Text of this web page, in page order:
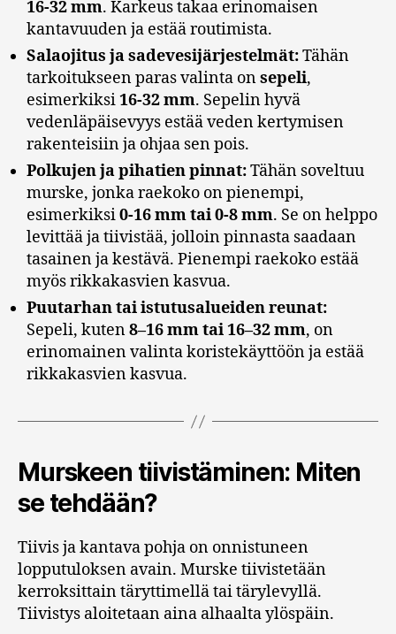
16-32 mm. Karkeus takaa erinomaisen
kantavuuden ja estää routimista.
Salaojitus ja sadevesijärjestelmät:Tähän
tarkoitukseen paras valinta onsepeli,
esimerkiksi16-32 mm. Sepelin hyvä
vedenläpäisevyys estää veden kertymisen
rakenteisiin ja ohjaa sen pois.
Polkujen ja pihatien pinnat:Tähän soveltuu
murske, jonka raekoko on pienempi,
esimerkiksi0-16 mm tai 0-8 mm. Se on helppo
levittää ja tiivistää, jolloin pinnasta saadaan
tasainen ja kestävä. Pienempi raekoko estää
myös rikkakasvien kasvua.
Puutarhan tai istutusalueiden reunat:
Sepeli, kuten8–16 mm tai 16–32 mm, on
erinomainen valinta koristekäyttöön ja estää
rikkakasvien kasvua.
Murskeen tiivistäminen: Miten
se tehdään?
Tiivis ja kantava pohja on onnistuneen
lopputuloksen avain. Murske tiivistetään
kerroksittain täryttimellä tai tärylevyllä.
Tiivistys aloitetaan aina alhaalta ylöspäin.